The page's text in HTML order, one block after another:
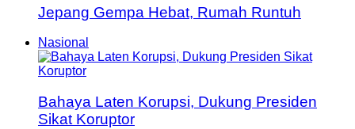
Jepang Gempa Hebat, Rumah Runtuh
Nasional
Bahaya Laten Korupsi, Dukung Presiden
Sikat Koruptor